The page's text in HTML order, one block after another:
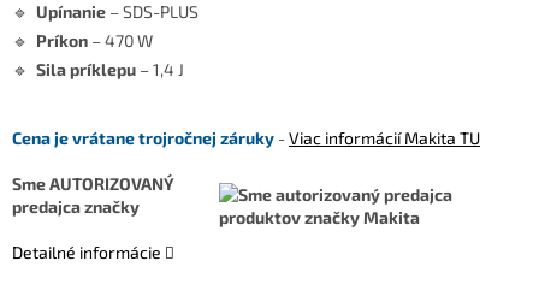
🔹 Upínanie – SDS-PLUS
🔹 Príkon – 470 W
🔹 Sila príklepu – 1,4 J
Cena je vrátane trojročnej záruky -Viac informácií Makita TU
Sme AUTORIZOVANÝ
predajca značky
Detailné informácie